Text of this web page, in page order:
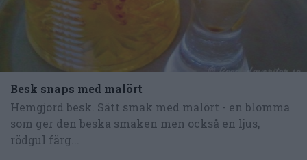
Besk snaps med malört
Hemgjord besk. Sätt smak med malört - en blomma
som ger den beska smaken men också en ljus,
rödgul färg...